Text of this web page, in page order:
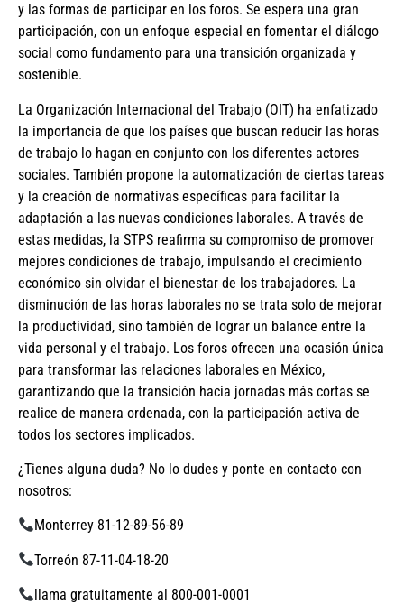
y las formas de participar en los foros. Se espera una gran
participación, con un enfoque especial en fomentar el diálogo
social como fundamento para una transición organizada y
sostenible.
La Organización Internacional del Trabajo (OIT) ha enfatizado
la importancia de que los países que buscan reducir las horas
de trabajo lo hagan en conjunto con los diferentes actores
sociales. También propone la automatización de ciertas tareas
y la creación de normativas específicas para facilitar la
adaptación a las nuevas condiciones laborales. A través de
estas medidas, la STPS reafirma su compromiso de promover
mejores condiciones de trabajo, impulsando el crecimiento
económico sin olvidar el bienestar de los trabajadores. La
disminución de las horas laborales no se trata solo de mejorar
la productividad, sino también de lograr un balance entre la
vida personal y el trabajo. Los foros ofrecen una ocasión única
para transformar las relaciones laborales en México,
garantizando que la transición hacia jornadas más cortas se
realice de manera ordenada, con la participación activa de
todos los sectores implicados.
¿Tienes alguna duda? No lo dudes y ponte en contacto con
nosotros:
Monterrey 81-12-89-56-89
Torreón 87-11-04-18-20
llama gratuitamente al 800-001-0001